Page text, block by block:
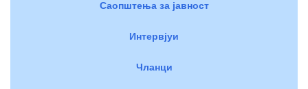
Саопштења за јавност
Интервјуи
Чланци